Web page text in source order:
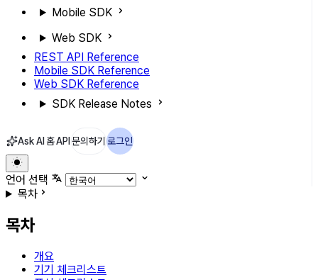
Mobile SDK
Web SDK
REST API Reference
Mobile SDK Reference
Web SDK Reference
SDK Release Notes
Ask AI 홈API 문의하기 로그인
언어 선택
목차
목차
개요
기기 체크리스트